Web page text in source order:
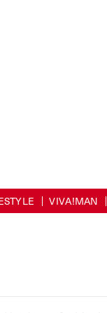
VIVA!MAN